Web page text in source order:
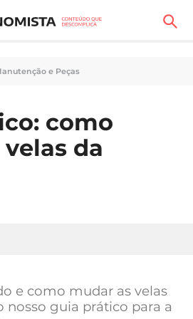
e Peças
como
da
e como mudar as velas
nosso guia prático para a